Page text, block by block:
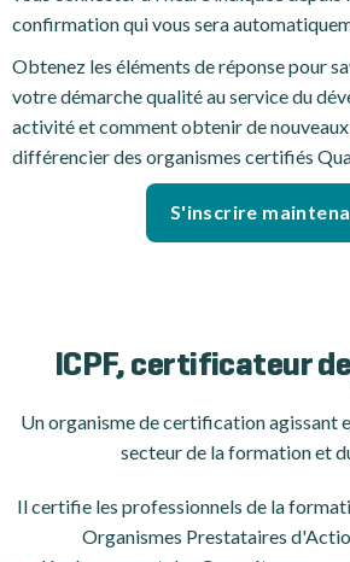
confirmation qui vous sera
Obtenez les éléments de réponse pour
votre démarche qualité au service du
activité et comment obtenir de
différencier des organismes certifiés
S'inscrire
ICPF, certificateur
Un organisme de certificationagissant
secteur de la formation et
Il certifie les professionnels de la
Organismes Prestataires